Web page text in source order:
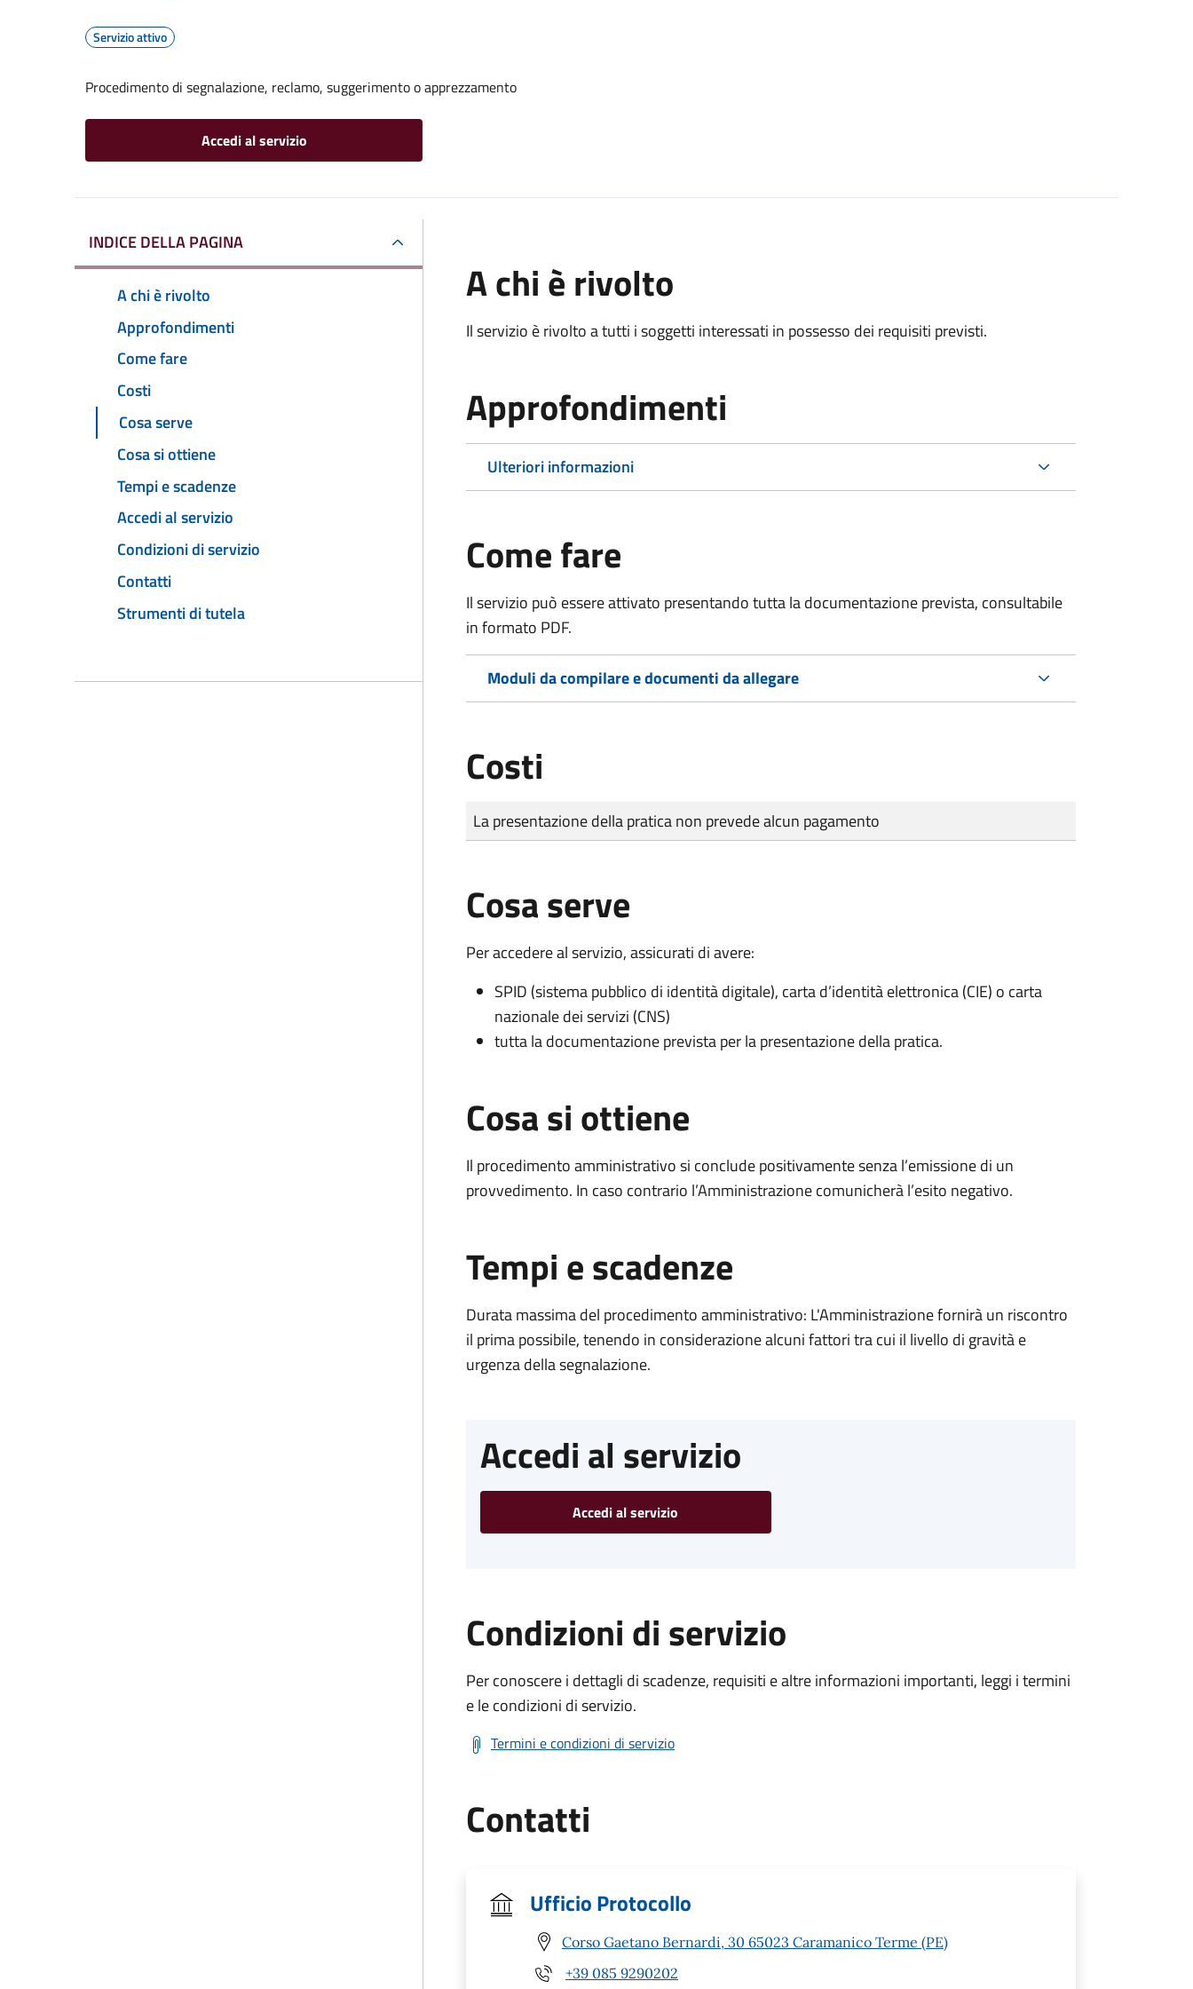
Servizio attivo
Procedimento di segnalazione, reclamo, suggerimento o apprezzamento
Accedi al servizio
INDICE DELLA PAGINA
A chi è rivolto
Approfondimenti
Come fare
Costi
Cosa serve
Cosa si ottiene
Tempi e scadenze
Accedi al servizio
Condizioni di servizio
Contatti
Strumenti di tutela
A chi è rivolto
Il servizio è rivolto a tutti i soggetti interessati in possesso dei requisiti previsti.
Approfondimenti
Ulteriori informazioni
Come fare
Il servizio può essere attivato presentando tutta la documentazione prevista, consultabile
in formato PDF.
Moduli da compilare e documenti da allegare
Costi
Tipo di pagamento
Importo
La presentazione della pratica non prevede alcun pagamento
Cosa serve
Per accedere al servizio, assicurati di avere:
SPID (sistema pubblico di identità digitale), carta d’identità elettronica (CIE) o carta
nazionale dei servizi (CNS)
tutta la documentazione prevista per la presentazione della pratica.
Cosa si ottiene
Il procedimento amministrativo si conclude positivamente senza l’emissione di un
provvedimento. In caso contrario l’Amministrazione comunicherà l’esito negativo.
Tempi e scadenze
Durata massima del procedimento amministrativo: L'Amministrazione fornirà un riscontro
il prima possibile, tenendo in considerazione alcuni fattori tra cui il livello di gravità e
urgenza della segnalazione.
Accedi al servizio
Accedi al servizio
Condizioni di servizio
Per conoscere i dettagli di scadenze, requisiti e altre informazioni importanti, leggi i termini
e le condizioni di servizio.
Termini e condizioni di servizio
Contatti
Ufficio Protocollo
Corso Gaetano Bernardi, 30 65023 Caramanico Terme (PE)
+39 085 9290202